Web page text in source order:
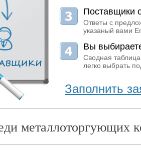
Поставщики
Ответы с
указаный вами
Вы
Сводная
легко выбрать
Заполнить
металлоторгующих